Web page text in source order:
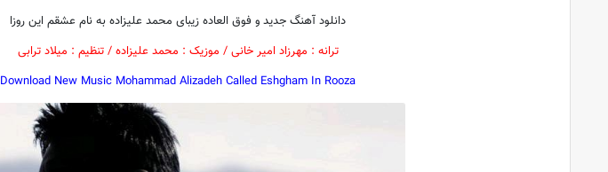
دانلود آهنگ جدید و فوق العاده زیبای محمد علیزاده به نام عشقم این روزا
ترانه : مهرزاد امیر خانی / موزیک : محمد علیزاده / تنظیم : میلاد ترابی
Download New Music Mohammad Alizadeh Called Eshgham In Rooza